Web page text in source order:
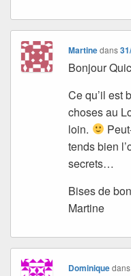
Martinedans
Bonjour
Ce qu’il est
choses au
loin.
tends bien
secrets…
Bises de
Martine
Dominique